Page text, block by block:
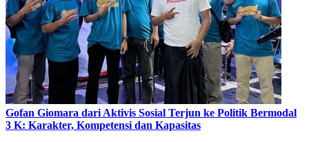
Gofan Giomara dari Aktivis Sosial Terjun ke Politik Bermodal
3 K: Karakter, Kompetensi dan Kapasitas